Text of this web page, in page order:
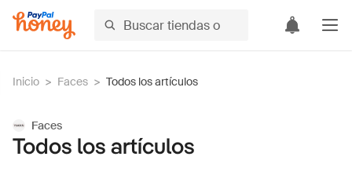
Inicio > Faces > Todos los artículos
Faces
Todos los artículos